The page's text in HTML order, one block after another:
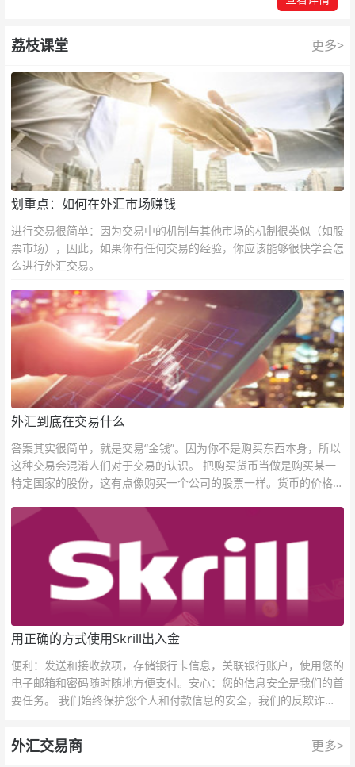
荔枝课堂 更多>
划重点：如何在外汇市场赚钱
进行交易很简单：因为交易中的机制与其他市场的机制很类似（如股
票市场），因此，如果你有任何交易的经验，你应该能够很快学会怎
么进行外汇交易。
外汇到底在交易什么
答案其实很简单，就是交易“金钱”。因为你不是购买东西本身，所以
这种交易会混淆人们对于交易的认识。 把购买货币当做是购买某一
特定国家的股份，这有点像购买一个公司的股票一样。货币的价格直
用正确的方式使用Skrill出入金
便利：发送和接收款项，存储银行卡信息，关联银行账户，使用您的
电子邮箱和密码随时随地方便支付。安心：您的信息安全是我们的首
要任务。 我们始终保护您个人和付款信息的安全，我们的反欺诈团
外汇交易商 更多>